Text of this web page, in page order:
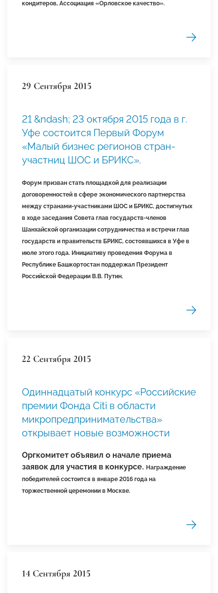
кондитеров, Ассоциация «Орловское качество».
29 Сентября 2015
21 &ndash; 23 октября 2015 года в г.
Уфе состоится Первый Форум
«Малый бизнес регионов стран-
участниц ШОС и БРИКС».
Форум призван стать площадкой для реализации
договоренностей в сфере экономического партнерства
между странами-участниками ШОС и БРИКС, достигнутых
в ходе заседания Совета глав государств-членов
Шанхайской организации сотрудничества и встречи глав
государств и правительств БРИКС, состоявшихся в Уфе в
июле этого года. Инициативу проведения Форума в
Республике Башкортостан поддержал Президент
Российской Федерации В.В. Путин.
22 Сентября 2015
Одиннадцатый конкурс «Российские
премии Фонда Citi в области
микропредпринимательства»
открывает новые возможности
Оргкомитет объявил о начале приема
заявок для участия в конкурсе. Награждение
победителей состоится в январе 2016 года на
торжественной церемонии в Москве.
14 Сентября 2015